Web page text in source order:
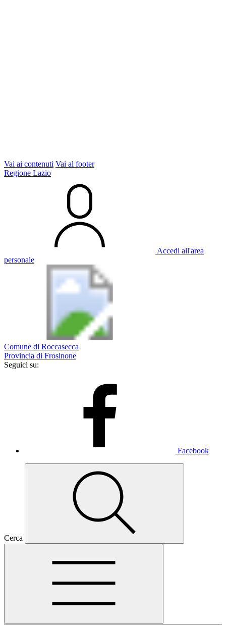
Vai ai contenuti Vai al footer
Regione Lazio
Accedi all'area
personale
Comune di Roccasecca
Provincia di Frosinone
Seguici su:
Facebook
Cerca